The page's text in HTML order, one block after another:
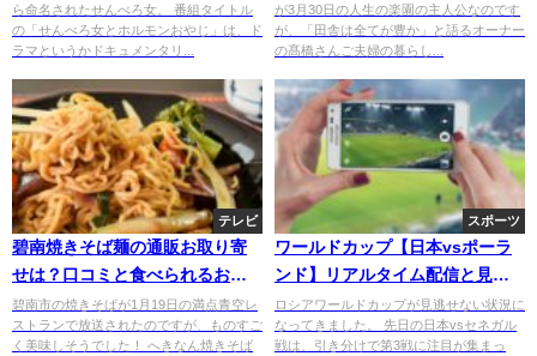
ら命名されたせんべろ女。 番組タイトル
の「せんべろ女とホルモンおやじ」は、ド
ラマというかドキュメンタリ...
が3月30日の人生の楽園の主人公なのです
が、「田舎は全てが豊か」と語るオーナー
の髙橋さんご夫婦の暮らし...
テレビ
碧南焼きそば麺の通販お取り寄
せは？口コミと食べられるお店
もチェック
碧南市の焼きそばが1月19日の満点青空レ
ストランで放送されたのですが、ものすご
く美味しそうでした！ へきなん焼きそば
スポーツ
ワールドカップ【日本vsポーラ
ンド】リアルタイム配信と見逃
し再放送を無料で見る方法！
ロシアワールドカップが見逃せない状況に
なってきました。 先日の日本vsセネガル
戦は、引き分けで第3戦に注目が集まっ